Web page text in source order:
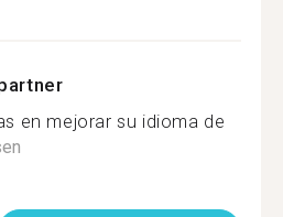
en mejorar su idioma de